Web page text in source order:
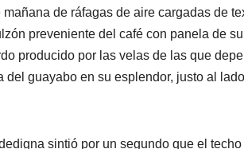
de ráfagas de aire cargadas de
preveniente del café con panela de
producido por las velas de las que
guayabo en su esplendor, justo al
sintió por un segundo que el techo